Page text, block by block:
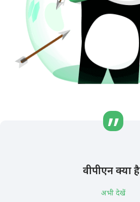
वीपीएन क्या
अभी देखें